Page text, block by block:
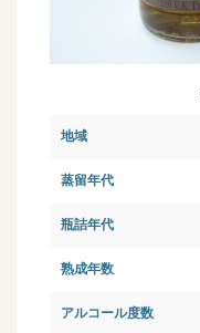
地域
蒸留年代
瓶詰年代
熟成年数
アルコール度数